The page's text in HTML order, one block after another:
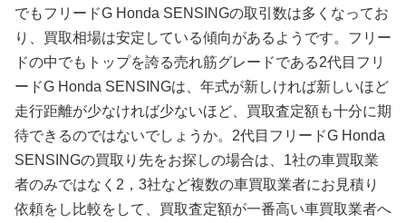
でもフリードG Honda SENSINGの取引数は多くなってお
り、買取相場は安定している傾向があるようです。フリー
ドの中でもトップを誇る売れ筋グレードである2代目フリ
ードG Honda SENSINGは、年式が新しければ新しいほど
走行距離が少なければ少ないほど、買取査定額も十分に期
待できるのではないでしょうか。2代目フリードG Honda
SENSINGの買取り先をお探しの場合は、1社の車買取業
者のみではなく2，3社など複数の車買取業者にお見積り
依頼をし比較をして、買取査定額が一番高い車買取業者へ